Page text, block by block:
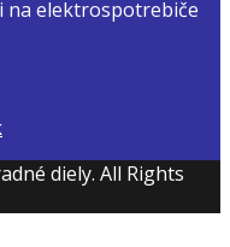
na elektrospotrebiče
diely. All Rights